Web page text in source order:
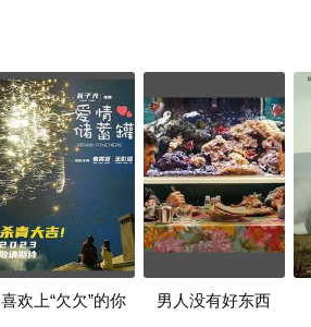
喜欢上“欠欠”的你 男人没有好东西